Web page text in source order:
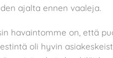
ajalta ennen vaaleja.
havaintomme on, että
oli hyvin